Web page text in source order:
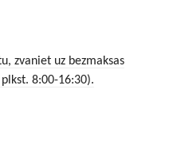
zvaniet uz bezmaksas
8:00-16:30).